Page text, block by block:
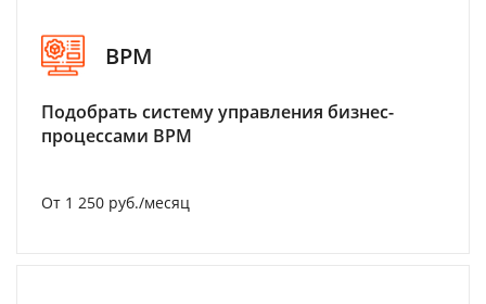
BPM
Подобрать систему управления бизнес-
процессами BPM
От 1 250 руб./месяц